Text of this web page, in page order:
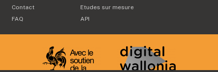
Contact
FAQ
Etudes sur mesure
API